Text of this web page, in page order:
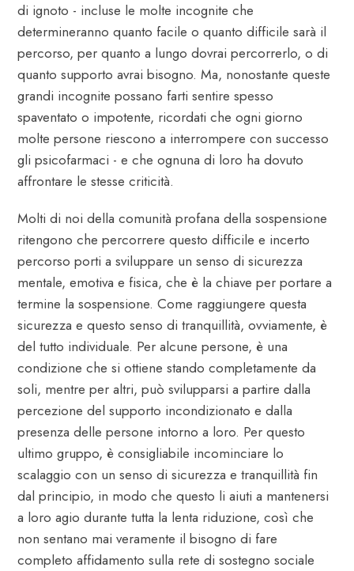
di ignoto - incluse le molte incognite che
determineranno quanto facile o quanto difficile sarà il
percorso, per quanto a lungo dovrai percorrerlo, o di
quanto supporto avrai bisogno. Ma, nonostante queste
grandi incognite possano farti sentire spesso
spaventato o impotente, ricordati che ogni giorno
molte persone riescono a interrompere con successo
gli psicofarmaci - e che ognuna di loro ha dovuto
affrontare le stesse criticità.
Molti di noi della comunità profana della sospensione
ritengono che percorrere questo difficile e incerto
percorso porti a sviluppare un senso di sicurezza
mentale, emotiva e fisica, che è la chiave per portare a
termine la sospensione. Come raggiungere questa
sicurezza e questo senso di tranquillità, ovviamente, è
del tutto individuale. Per alcune persone, è una
condizione che si ottiene stando completamente da
soli, mentre per altri, può svilupparsi a partire dalla
percezione del supporto incondizionato e dalla
presenza delle persone intorno a loro. Per questo
ultimo gruppo, è consigliabile incominciare lo
scalaggio con un senso di sicurezza e tranquillità fin
dal principio, in modo che questo li aiuti a mantenersi
a loro agio durante tutta la lenta riduzione, così che
non sentano mai veramente il bisogno di fare
completo affidamento sulla rete di sostegno sociale